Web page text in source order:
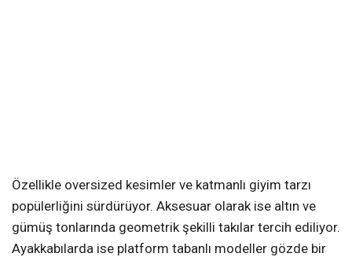
Özellikle oversized kesimler ve katmanlı giyim tarzı
popülerliğini sürdürüyor. Aksesuar olarak ise altın ve
gümüş tonlarında geometrik şekilli takılar tercih ediliyor.
Ayakkabılarda ise platform tabanlı modeller gözde bir